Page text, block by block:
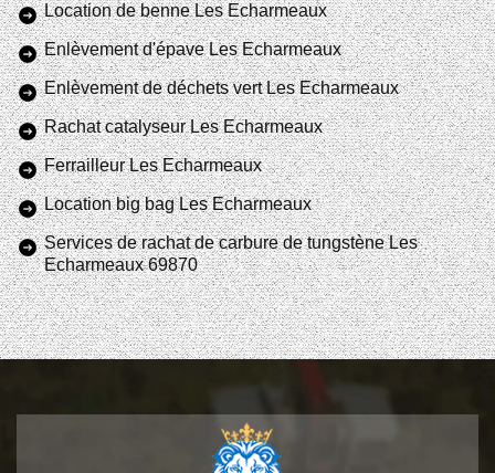
Location de benne Les Echarmeaux
Enlèvement d'épave Les Echarmeaux
Enlèvement de déchets vert Les Echarmeaux
Rachat catalyseur Les Echarmeaux
Ferrailleur Les Echarmeaux
Location big bag Les Echarmeaux
Services de rachat de carbure de tungstène Les
Echarmeaux 69870